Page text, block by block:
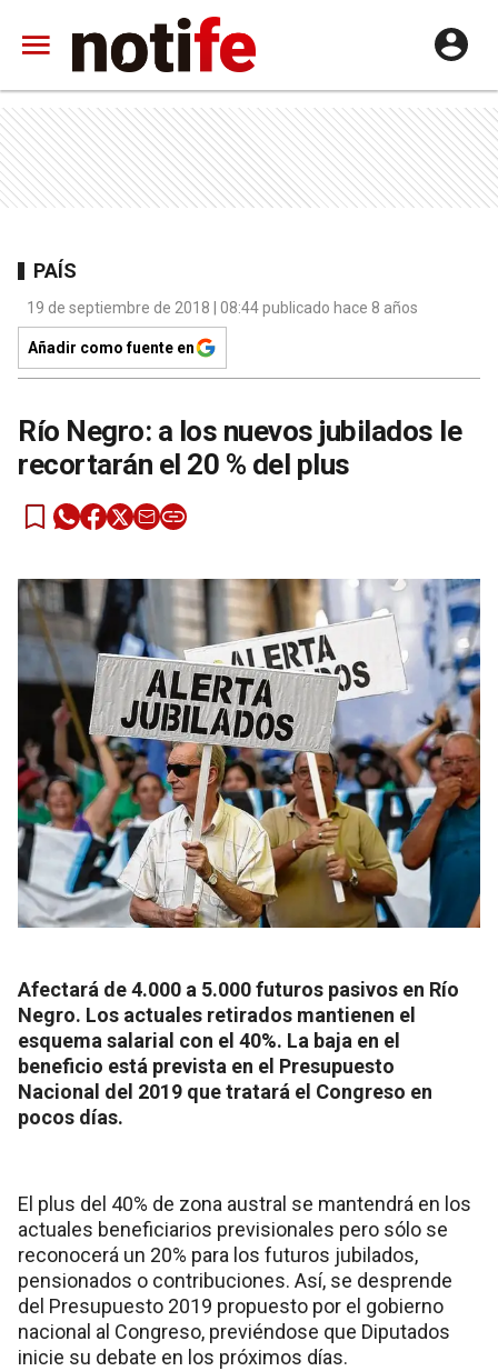
PAÍS
19 de septiembre de 2018 | 08:44 publicado hace 8 años
Añadir como fuente en
Río Negro: a los nuevos jubilados le
recortarán el 20 % del plus
Afectará de 4.000 a 5.000 futuros pasivos en Río
Negro. Los actuales retirados mantienen el
esquema salarial con el 40%. La baja en el
beneficio está prevista en el Presupuesto
Nacional del 2019 que tratará el Congreso en
pocos días.
El plus del 40% de zona austral se mantendrá en los
actuales beneficiarios previsionales pero sólo se
reconocerá un 20% para los futuros jubilados,
pensionados o contribuciones. Así, se desprende
del Presupuesto 2019 propuesto por el gobierno
nacional al Congreso, previéndose que Diputados
inicie su debate en los próximos días.